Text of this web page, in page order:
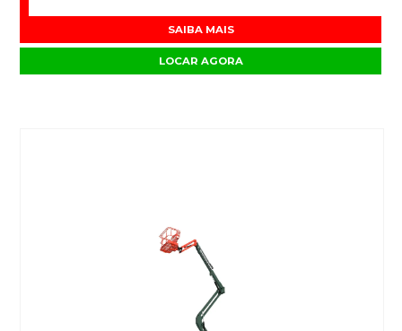
SAIBA MAIS
LOCAR AGORA